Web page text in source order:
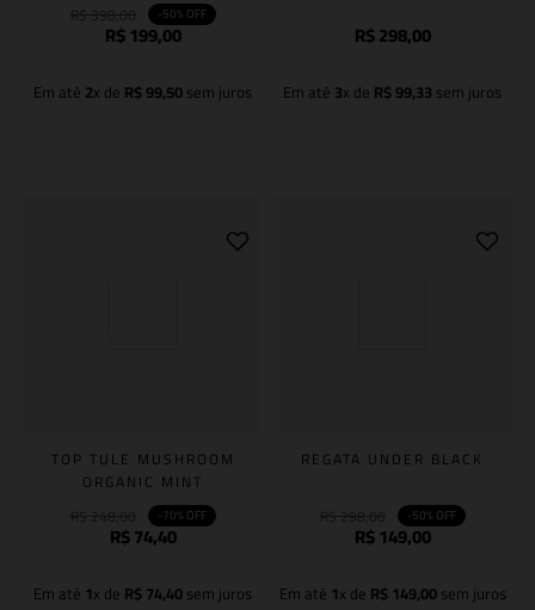
-50% OFF
R$199,00
Em até 2x de R$99,50sem juros
R$298,00
Em até 3x de R$99,33 sem juros
TOP TULE MUSHROOM
ORGANIC MINT
-70% OFF
R$74,40
Em até 1x de R$74,40sem juros
REGATA UNDER BLACK
-50% OFF
R$149,00
Em até 1x de R$149,00sem juros